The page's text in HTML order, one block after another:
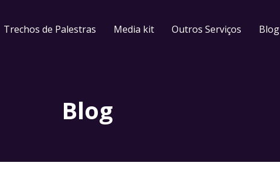
Trechos de Palestras Media kit Outros Serviços Blog
Blog